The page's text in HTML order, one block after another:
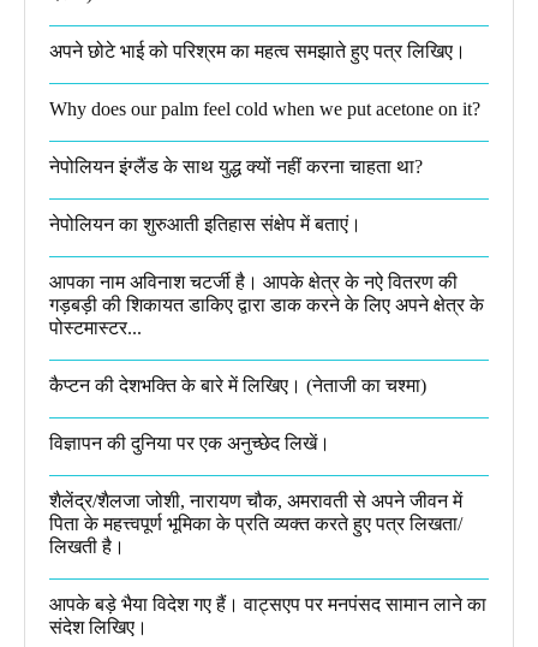
अपने छोटे भाई को परिश्रम का महत्व समझाते हुए पत्र लिखिए।
Why does our palm feel cold when we put acetone on it?
नेपोलियन इंग्लैंड के साथ युद्ध क्यों नहीं करना चाहता था​?
नेपोलियन का शुरुआती इतिहास संक्षेप में बताएं।
आपका नाम अविनाश चटर्जी है। आपके क्षेत्र के नऐ वितरण की
गड़बड़ी की शिकायत डाकिए द्वारा डाक करने के लिए अपने क्षेत्र के
पोस्टमास्टर...
कैप्टन की देशभक्ति के बारे में लिखिए।​ (नेताजी का चश्मा)
विज्ञापन की दुनिया पर एक अनुच्छेद लिखें।
शैलेंद्र/शैलजा जोशी, नारायण चौक, अमरावती से अपने जीवन में
पिता के महत्त्वपूर्ण भूमिका के प्रति व्यक्त करते हुए पत्र लिखता/
लिखती है।​
आपके बड़े भैया विदेश गए हैं। वाट्सएप पर मनपंसद सामान लाने का
संदेश लिखिए।